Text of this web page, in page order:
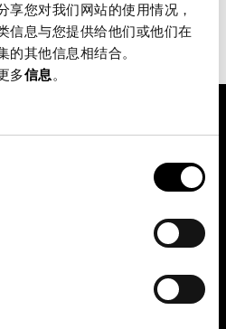
享您对我们网站的使用情况，
信息与您提供给他们或他们在
的其他信息相结合。
多信息 。
加。据观察，瘦体重最多可增加
员对此表示欢迎，并不认为这